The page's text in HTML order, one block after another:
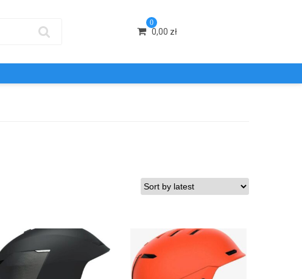
0
0,00 zł